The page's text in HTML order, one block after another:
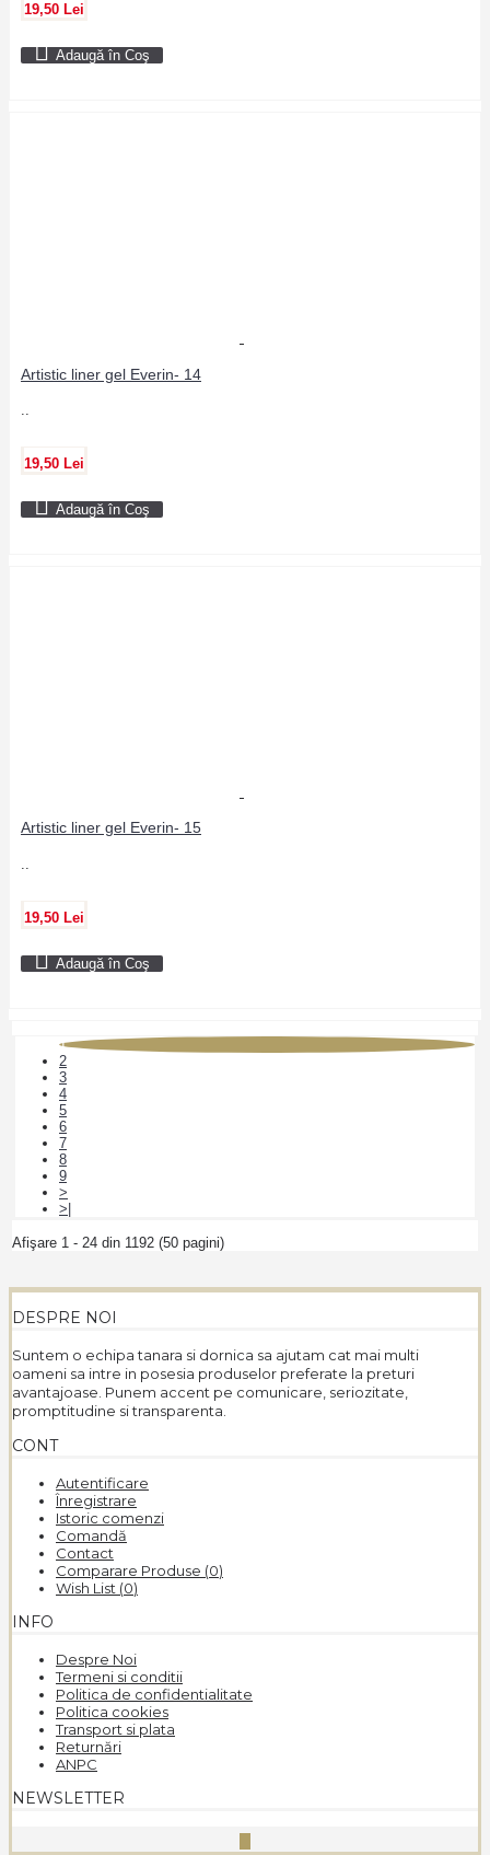
19,50 Lei
Adaugă în Coş
Artistic liner gel Everin- 14
..
19,50 Lei
Adaugă în Coş
Artistic liner gel Everin- 15
19,50 Lei
Adaugă în Coş
1
2
3
4
5
6
7
8
9
>
>|
Afişare 1 - 24 din 1192 (50 pagini)
DESPRE NOI
Suntem o echipa tanara si dornica sa ajutam cat mai multi
oameni sa intre in posesia produselor preferate la preturi
avantajoase. Punem accent pe comunicare, seriozitate,
promptitudine si transparenta.
CONT
Autentificare
Înregistrare
Istoric comenzi
Comandă
Contact
Comparare Produse (0)
Wish List (0)
INFO
Despre Noi
Termeni si conditii
Politica de confidentialitate
Politica cookies
Transport si plata
Returnări
ANPC
NEWSLETTER